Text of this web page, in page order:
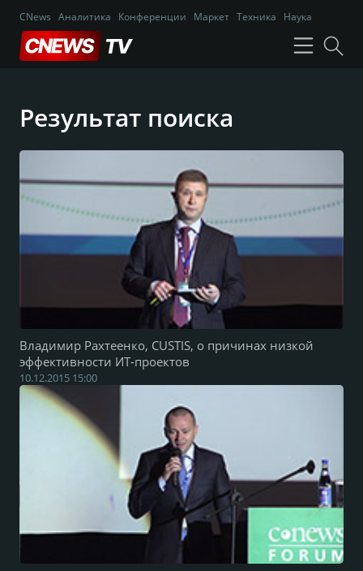
CNews Аналитика Конференции Маркет Техника Наука
Результат поиска
Владимир Рахтеенко, CUSTIS, о причинах низкой
эффективности ИТ-проектов
10.12.2015 15:00